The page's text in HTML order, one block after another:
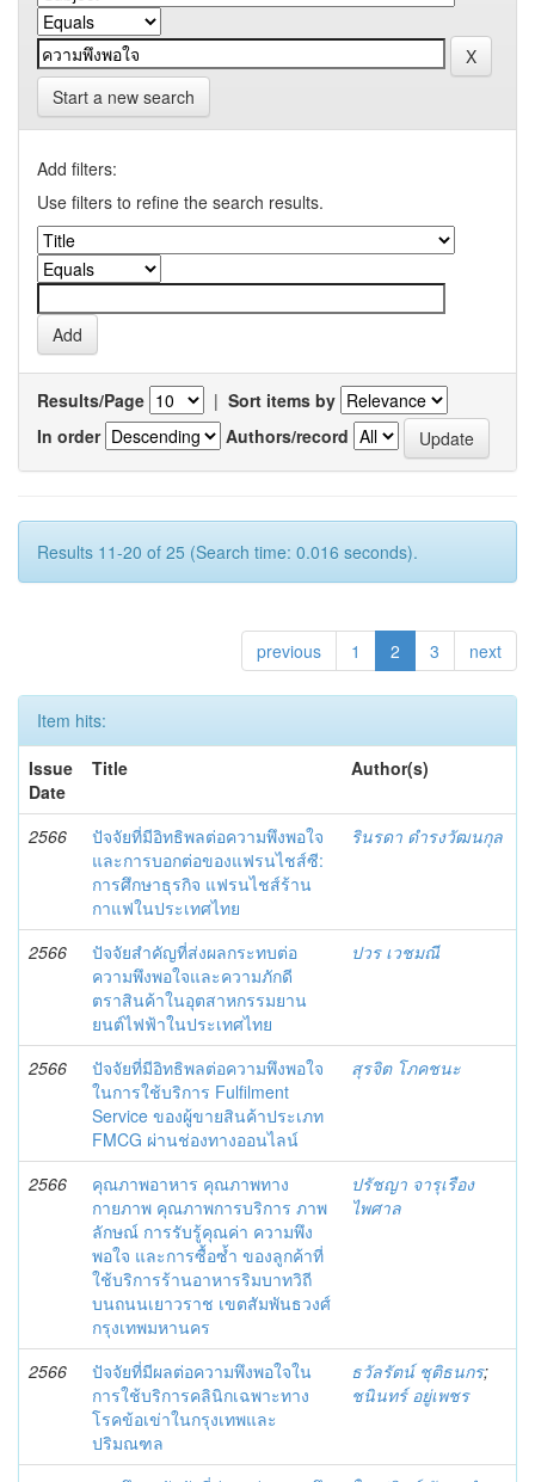
Start a new search
Add filters:
Use filters to refine the search results.
Results/Page | Sort items by
In order
Authors/record
Results 11-20 of 25 (Search time: 0.016 seconds).
previous 1 2 3 next
Item hits:
Issue
Date
Title Author(s)
2566
ปัจจัยที่มีอิทธิพลต่อความพึงพอใจ
และการบอกต่อของแฟรนไชส์ซี:
การศึกษาธุรกิจ แฟรนไชส์ร้าน
กาแฟในประเทศไทย
รินรดา ดำรงวัฒนกุล
2566
ปัจจัยสำคัญที่ส่งผลกระทบต่อ
ความพึงพอใจและความภักดี
ตราสินค้าในอุตสาหกรรมยาน
ยนต์ไฟฟ้าในประเทศไทย
ปวร เวชมณี
2566
ปัจจัยที่มีอิทธิพลต่อความพึงพอใจ
ในการใช้บริการ Fulfilment
Service ของผู้ขายสินค้าประเภท
FMCG ผ่านช่องทางออนไลน์
สุรจิต โภคชนะ
2566
คุณภาพอาหาร คุณภาพทาง
กายภาพ คุณภาพการบริการ ภาพ
ลักษณ์ การรับรู้คุณค่า ความพึง
พอใจ และการซื้อซ้ำ ของลูกค้าที่
ใช้บริการร้านอาหารริมบาทวิถี
บนถนนเยาวราช เขตสัมพันธวงศ์
กรุงเทพมหานคร
ปรัชญา จารุเรือง
ไพศาล
2566
ปัจจัยที่มีผลต่อความพึงพอใจใน
การใช้บริการคลินิกเฉพาะทาง
โรคข้อเข่าในกรุงเทพและ
ปริมณฑล
ธวัลรัตน์ ชุติธนกร;
ชนินทร์ อยู่เพชร